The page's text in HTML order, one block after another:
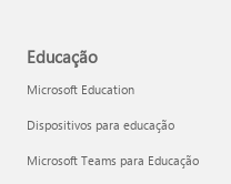
Educação
Microsoft Education
Dispositivos para educação
Microsoft Teams para Educação